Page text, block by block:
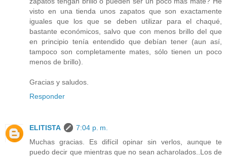
visto en una tienda unos zapatos que son exactamente
iguales que los que se deben utilizar para el chaqué,
bastante económicos, salvo que con menos brillo del que
en principio tenía entendido que debían tener (aun así,
tampoco son completamente mates, sólo tienen un poco
menos de brillo).
Gracias y saludos.
Responder
ELITISTA
7:04 p. m.
Muchas gracias. Es difícil opinar sin verlos, aunque te
puedo decir que mientras que no sean acharolados..Los de